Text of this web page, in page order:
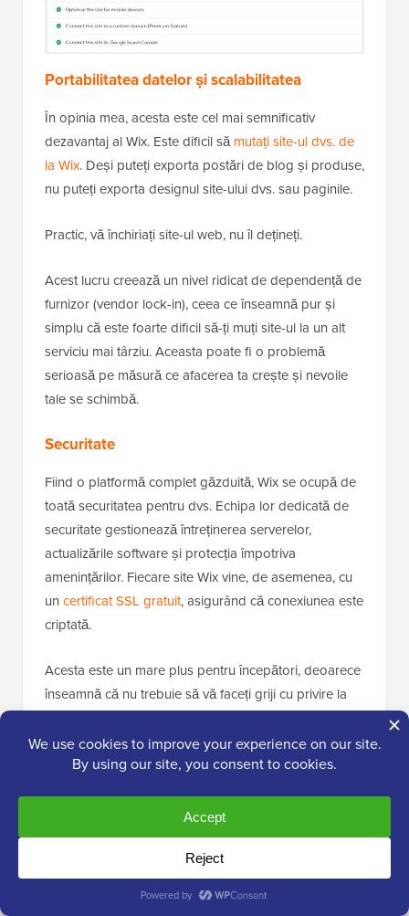
Portabilitatea datelor și scalabilitatea
În opinia mea, acesta este cel mai semnificativ
dezavantaj al Wix. Este dificil sămutați site-ul dvs. de
la Wix. Deși puteți exporta postări de blog și produse,
nu puteți exporta designul site-ului dvs. sau paginile.
Practic, vă închiriați site-ul web, nu îl dețineți.
Acest lucru creează un nivel ridicat de dependență de
furnizor (vendor lock-in), ceea ce înseamnă pur și
simplu că este foarte dificil să-ți muți site-ul la un alt
serviciu mai târziu. Aceasta poate fi o problemă
serioasă pe măsură ce afacerea ta crește și nevoile
tale se schimbă.
Securitate
Fiind o platformă complet găzduită, Wix se ocupă de
toată securitatea pentru dvs. Echipa lor dedicată de
securitate gestionează întreținerea serverelor,
actualizările software și protecția împotriva
amenințărilor. Fiecare site Wix vine, de asemenea, cu
un certificat SSL gratuit, asigurând că conexiunea este
criptată.
Acesta este un mare plus pentru începători, deoarece
înseamnă că nu trebuie să vă faceți griji cu privire la
Compromisul este că nu puteți instala propriul
profund, dar pentru majoritatea utilizatorilor,
abordarea „hands-off” este un beneficiu major.